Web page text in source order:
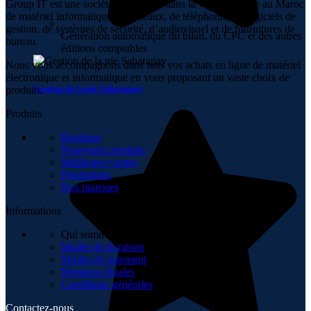
Génération automatique du bilan, du CPC et des autres
éditions comptables
Gestion de la pie Saharapay
Group IT est une société spécialisée dans la vente en ligne au Maroc
de matériel informatique, de réseaux, de téléphonie, de logiciels de
gestion, de systèmes de sécurité, d’audiovisuel et de fournitures de
bureau.
Nous vous accompagnons dans tous vos achats en ligne de matériel
électronique et informatique en vous proposant un vaste choix de
produits.
Produits
Boutique
Nouveaux produits
Meilleures ventes
Promotions
Nos marques
Informations
Qui sommes-nous
Modes de livraison
Modes de paiement
Mentions légales
Conditions générales
Contactez-nous